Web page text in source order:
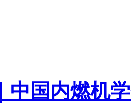
中国内燃机